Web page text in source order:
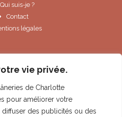
vie privée.
de Charlotte
pour améliorer votre
des publicités ou des
Qui suis-je ?
Contact
légales
Cannet (06)